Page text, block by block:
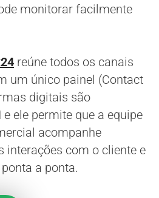
monitorar facilmente
reúne todos os canais
um único painel (Contact
digitais são
ele permite que a equipe
acompanhe
interações com o cliente e
a ponta.